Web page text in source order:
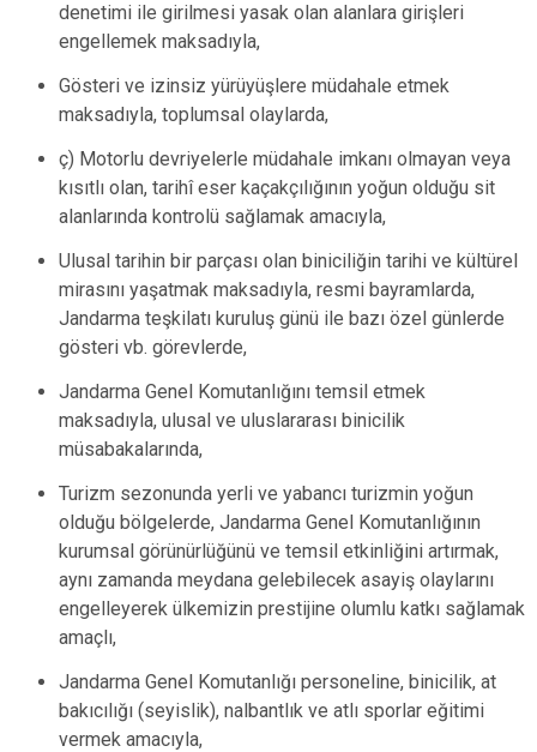
denetimi ile girilmesi yasak olan alanlara girişleri
engellemek maksadıyla,
Gösteri ve izinsiz yürüyüşlere müdahale etmek
maksadıyla, toplumsal olaylarda,
ç) Motorlu devriyelerle müdahale imkanı olmayan veya
kısıtlı olan, tarihî eser kaçakçılığının yoğun olduğu sit
alanlarında kontrolü sağlamak amacıyla,
Ulusal tarihin bir parçası olan biniciliğin tarihi ve kültürel
mirasını yaşatmak maksadıyla, resmi bayramlarda,
Jandarma teşkilatı kuruluş günü ile bazı özel günlerde
gösteri vb. görevlerde,
Jandarma Genel Komutanlığını temsil etmek
maksadıyla, ulusal ve uluslararası binicilik
müsabakalarında,
Turizm sezonunda yerli ve yabancı turizmin yoğun
olduğu bölgelerde, Jandarma Genel Komutanlığının
kurumsal görünürlüğünü ve temsil etkinliğini artırmak,
aynı zamanda meydana gelebilecek asayiş olaylarını
engelleyerek ülkemizin prestijine olumlu katkı sağlamak
amaçlı,
Jandarma Genel Komutanlığı personeline, binicilik, at
bakıcılığı (seyislik), nalbantlık ve atlı sporlar eğitimi
vermek amacıyla,